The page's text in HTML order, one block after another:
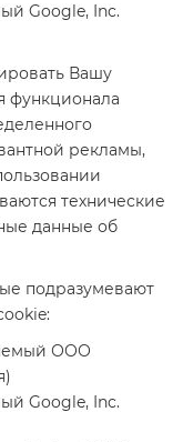
Google, Inc.
Вашу
функционала
рекламы,
технические
данные об
подразумевают
ООО
Google, Inc.